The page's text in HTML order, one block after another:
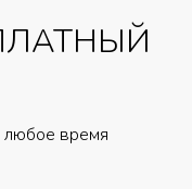
любое время